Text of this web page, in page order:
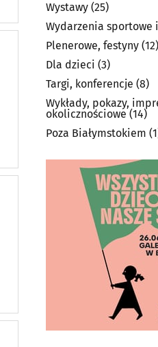
Wystawy (25)
Wydarzenia sportowe
Plenerowe, festyny (12)
Dla dzieci (3)
Targi, konferencje (8)
Wykłady, pokazy,
okolicznościowe (14)
Poza Białymstokiem